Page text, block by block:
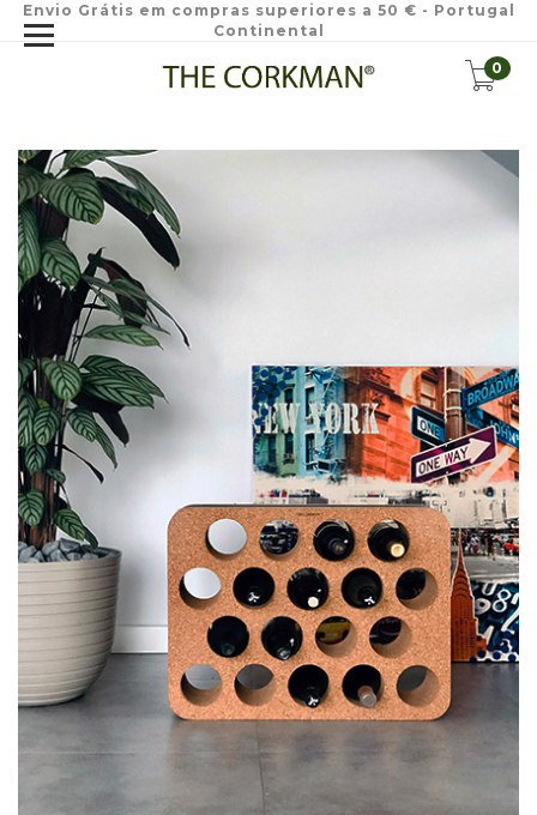
Envio Grátis em compras superiores a 50 € - Portugal
Continental
0